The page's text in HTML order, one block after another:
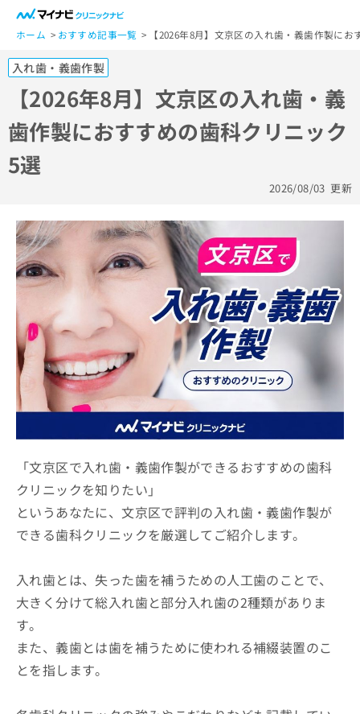
ホーム おすすめ記事一覧 【2026年8月】文京区の入れ歯・義歯作製に
入れ歯・義歯作製
【2026年8月】文京区の入れ歯・義
歯作製におすすめの歯科クリニック
5選
2026/08/03 更新
「文京区で入れ歯・義歯作製ができるおすすめの歯科
クリニックを知りたい」
というあなたに、文京区で評判の入れ歯・義歯作製が
できる歯科クリニックを厳選してご紹介します。
入れ歯とは、失った歯を補うための人工歯のことで、
大きく分けて総入れ歯と部分入れ歯の2種類がありま
す。
また、義歯とは歯を補うために使われる補綴装置のこ
とを指します。
一
般
ー
ザ
ー
の
方
は
こ
マ
イ
ナ
ク
リ
ニ
ッ
ク
ナ
ビ
す
る
お
問
い
合
せ
は
こ
ち
ら
こち
医
療
関
者
の
方
は
こ
ち
広
告
出
稿
の
い
合
わ
せ
は
こ
ち
広
代
理
店
は
こ
ち
ら
広